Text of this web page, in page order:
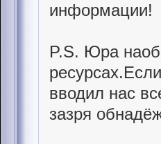
информации!
P.S. Юра
вводил нас
зазря